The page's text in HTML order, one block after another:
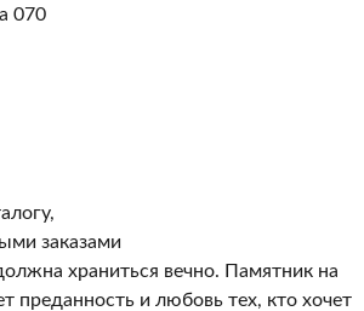
070
заказами
храниться вечно. Памятник на
преданность и любовь тех, кто хочет